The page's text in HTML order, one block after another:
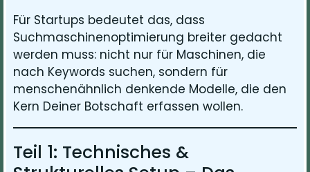
Für Startups bedeutet das, dass
Suchmaschinenoptimierung breiter gedacht
werden muss: nicht nur für Maschinen, die
nach Keywords suchen, sondern für
menschenähnlich denkende Modelle, die den
Kern Deiner Botschaft erfassen wollen.
Teil 1: Technisches &